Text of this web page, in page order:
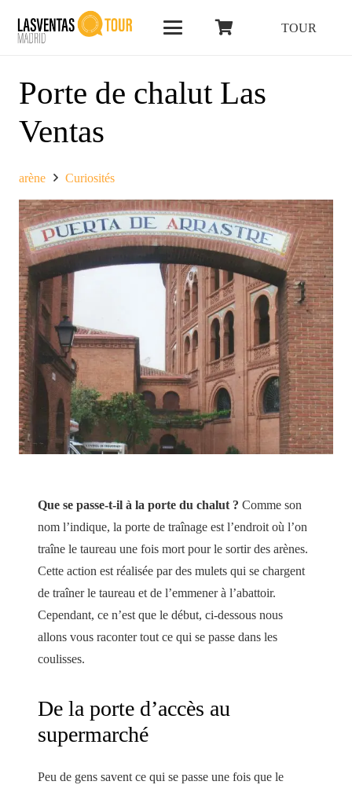
TOUR
Porte de chalut Las
Ventas
arène Curiosités
Que se passe-t-il à la porte du chalut ? Comme son
nom l’indique, la porte de traînage est l’endroit où l’on
traîne le taureau une fois mort pour le sortir des arènes.
Cette action est réalisée par des mulets qui se chargent
de traîner le taureau et de l’emmener à l’abattoir.
Cependant, ce n’est que le début, ci-dessous nous
allons vous raconter tout ce qui se passe dans les
coulisses.
De la porte d’accès au
supermarché
Peu de gens savent ce qui se passe une fois que le